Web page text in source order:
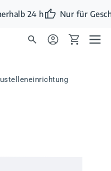
24 h Nur für